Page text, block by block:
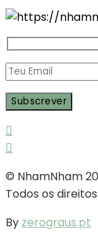
© NhamNham
Todos os
By zerograus.pt